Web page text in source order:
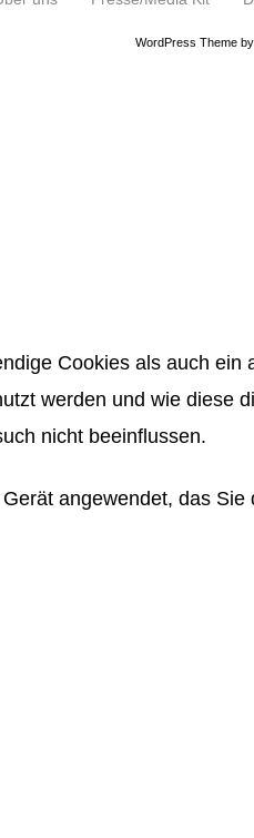
WordPress Theme by
Cookies als auch
werden und wie
nicht beeinflussen.
angewendet, das Sie